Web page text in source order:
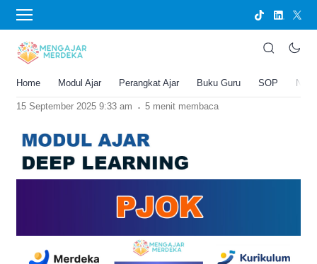
Home Modul Ajar Perangkat Ajar Buku Guru SOP
BERANDA
Modul Ajar Deep Learning PJOK untuk
Semua Kelas
Joko Umbaran
15 September 2025 9:33 am . 5 menit membaca